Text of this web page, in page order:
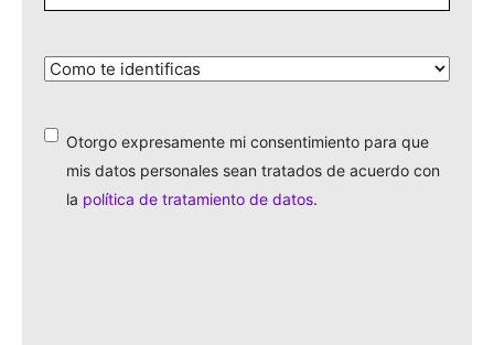
¿Cómo
identificas?
*
Otorgo expresamente mi consentimiento para que
mis datos personales sean tratados de acuerdo con
la política de tratamiento de datos.